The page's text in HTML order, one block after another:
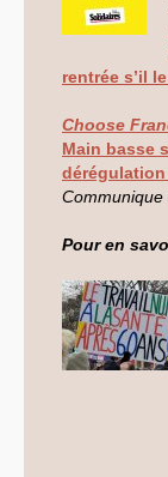
LES BRANCHES
Archives
Archives
mémoire
Accès
DGG
et
Plate-
SUD-RE
rentrée s’il
Choose
Main basse
dérégulation
Communique
Pour en